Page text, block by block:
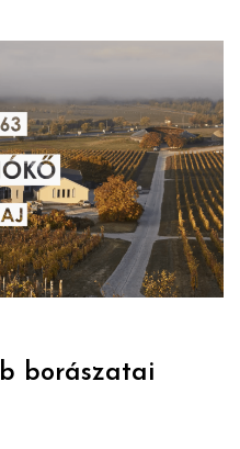
borászatai